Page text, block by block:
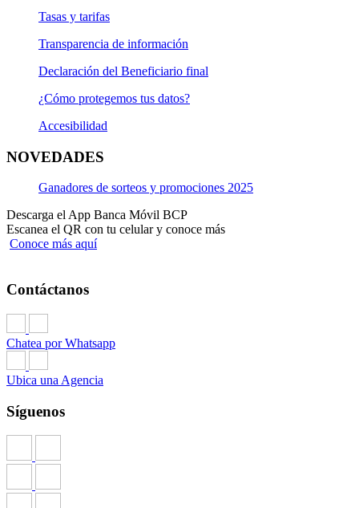
Tasas y tarifas
Transparencia de información
Declaración del Beneficiario final
¿Cómo protegemos tus datos?
Accesibilidad
NOVEDADES
Ganadores de sorteos y promociones 2025
Descarga el App Banca Móvil BCP
Escanea el QR con tu celular y conoce más
Conoce más aquí
Contáctanos
Chatea por Whatsapp
Ubica una Agencia
Síguenos